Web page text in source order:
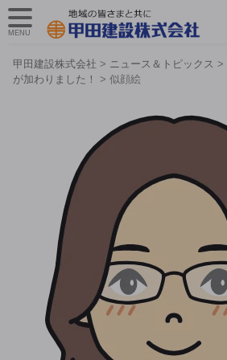
甲田建設株式会社 > ニュース＆トピックス >
が加わりました！
> 似顔絵
MENU